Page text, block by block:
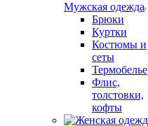
Мужская одежда
Брюки
Куртки
Костюмы и
сеты
Термобелье
Флис,
толстовки,
кофты